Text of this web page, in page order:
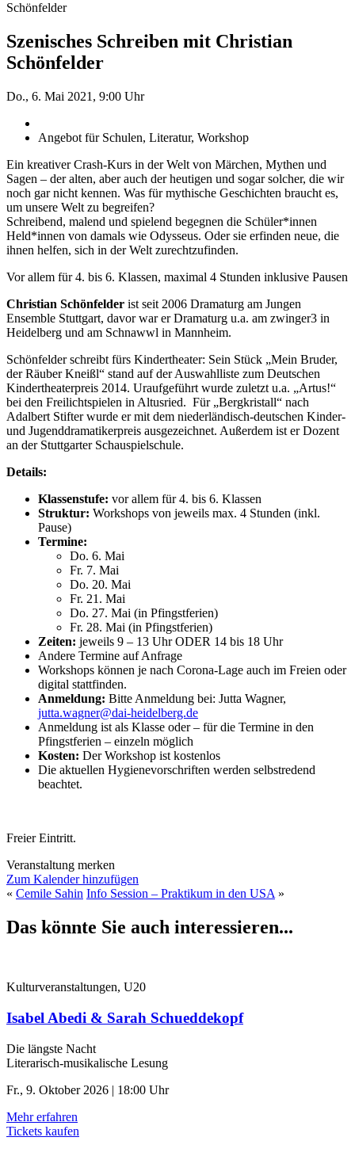
Schönfelder
Szenisches Schreiben mit Christian
Schönfelder
Do., 6. Mai 2021, 9:00 Uhr
Angebot für Schulen, Literatur, Workshop
Ein kreativer Crash-Kurs in der Welt von Märchen, Mythen und
Sagen – der alten, aber auch der heutigen und sogar solcher, die wir
noch gar nicht kennen. Was für mythische Geschichten braucht es,
um unsere Welt zu begreifen?
Schreibend, malend und spielend begegnen die Schüler*innen
Held*innen von damals wie Odysseus. Oder sie erfinden neue, die
ihnen helfen, sich in der Welt zurechtzufinden.
Vor allem für 4. bis 6. Klassen, maximal 4 Stunden inklusive Pausen
Christian Schönfelder ist seit 2006 Dramaturg am Jungen
Ensemble Stuttgart, davor war er Dramaturg u.a. am zwinger3 in
Heidelberg und am Schnawwl in Mannheim.
Schönfelder schreibt fürs Kindertheater: Sein Stück „Mein Bruder,
der Räuber Kneißl“ stand auf der Auswahlliste zum Deutschen
Kindertheaterpreis 2014. Uraufgeführt wurde zuletzt u.a. „Artus!“
bei den Freilichtspielen in Altusried. Für „Bergkristall“ nach
Adalbert Stifter wurde er mit dem niederländisch-deutschen Kinder-
und Jugenddramatikerpreis ausgezeichnet. Außerdem ist er Dozent
an der Stuttgarter Schauspielschule.
Details:
Klassenstufe: vor allem für 4. bis 6. Klassen
Struktur: Workshops von jeweils max. 4 Stunden (inkl.
Pause)
Termine:
Do. 6. Mai
Fr. 7. Mai
Do. 20. Mai
Fr. 21. Mai
Do. 27. Mai (in Pfingstferien)
Fr. 28. Mai (in Pfingstferien)
Zeiten: jeweils 9 – 13 Uhr ODER 14 bis 18 Uhr
Andere Termine auf Anfrage
Workshops können je nach Corona-Lage auch im Freien oder
digital stattfinden.
Anmeldung: Bitte Anmeldung bei: Jutta Wagner,
jutta.wagner@dai-heidelberg.de
Anmeldung ist als Klasse oder – für die Termine in den
Pfingstferien – einzeln möglich
Kosten: Der Workshop ist kostenlos
Die aktuellen Hygienevorschriften werden selbstredend
beachtet.
Freier Eintritt.
Veranstaltung merken
Zum Kalender hinzufügen
« Cemile Sahin Info Session – Praktikum in den USA »
Das könnte Sie auch interessieren...
Kulturveranstaltungen, U20
Isabel Abedi & Sarah Schueddekopf
Die längste Nacht
Literarisch-musikalische Lesung
Fr., 9. Oktober 2026 | 18:00 Uhr
Mehr erfahren
Tickets kaufen